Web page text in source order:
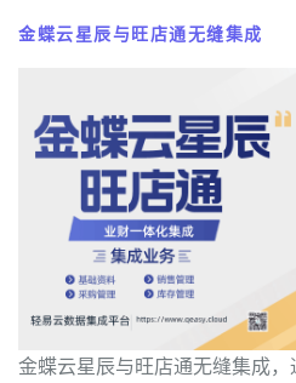
金蝶云星辰与旺店通无缝集成
金蝶云星辰与旺店通无缝集成